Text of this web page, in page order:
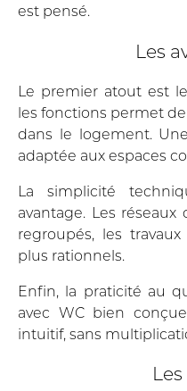
est pensé.
Les
Le premier atout est
les fonctions permet
dans le logement.
adaptée aux espaces
La simplicité
avantage. Les réseaux
regroupés, les
plus rationnels.
Enfin, la praticité au
avec WC bien
intuitif, sans